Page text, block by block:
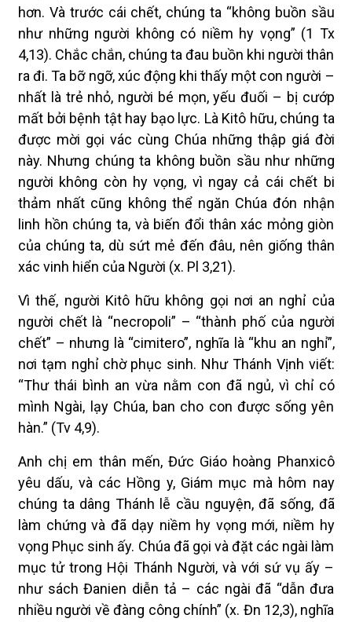
hơn. Và trước cái chết, chúng ta “không buồn sầu
như những người không có niềm hy vọng” (1 Tx
4,13). Chắc chắn, chúng ta đau buồn khi người thân
ra đi. Ta bỡ ngỡ, xúc động khi thấy một con người –
nhất là trẻ nhỏ, người bé mọn, yếu đuối – bị cướp
mất bởi bệnh tật hay bạo lực. Là Kitô hữu, chúng ta
được mời gọi vác cùng Chúa những thập giá đời
này. Nhưng chúng ta không buồn sầu như những
người không còn hy vọng, vì ngay cả cái chết bi
thảm nhất cũng không thể ngăn Chúa đón nhận
linh hồn chúng ta, và biến đổi thân xác mỏng giòn
của chúng ta, dù sứt mẻ đến đâu, nên giống thân
xác vinh hiển của Người (x. Pl 3,21).
Vì thế, người Kitô hữu không gọi nơi an nghỉ của
người chết là “necropoli” – “thành phố của người
chết” – nhưng là “cimitero”, nghĩa là “khu an nghỉ”,
nơi tạm nghỉ chờ phục sinh. Như Thánh Vịnh viết:
“Thư thái bình an vừa nằm con đã ngủ, vì chỉ có
mình Ngài, lạy Chúa, ban cho con được sống yên
hàn.” (Tv 4,9).
Anh chị em thân mến, Đức Giáo hoàng Phanxicô
yêu dấu, và các Hồng y, Giám mục mà hôm nay
chúng ta dâng Thánh lễ cầu nguyện, đã sống, đã
làm chứng và đã dạy niềm hy vọng mới, niềm hy
vọng Phục sinh ấy. Chúa đã gọi và đặt các ngài làm
mục tử trong Hội Thánh Người, và với sứ vụ ấy –
như sách Đanien diễn tả – các ngài đã “dẫn đưa
nhiều người về đàng công chính” (x. Đn 12,3), nghĩa